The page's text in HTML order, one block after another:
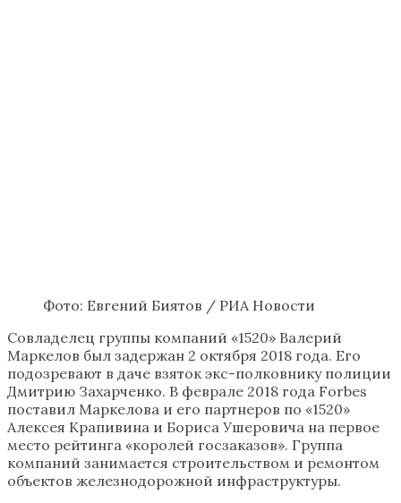
Фото: Евгений Биятов / РИА Новости
Совладелец группы компаний «1520» Валерий
Маркелов был задержан 2 октября 2018 года. Его
подозревают в даче взяток экс-полковнику полиции
Дмитрию Захарченко. В феврале 2018 года Forbes
поставил Маркелова и его партнеров по «1520»
Алексея Крапивина и Бориса Ушеровича на первое
место рейтинга «королей госзаказов». Группа
компаний занимается строительством и ремонтом
объектов железнодорожной инфраструктуры.